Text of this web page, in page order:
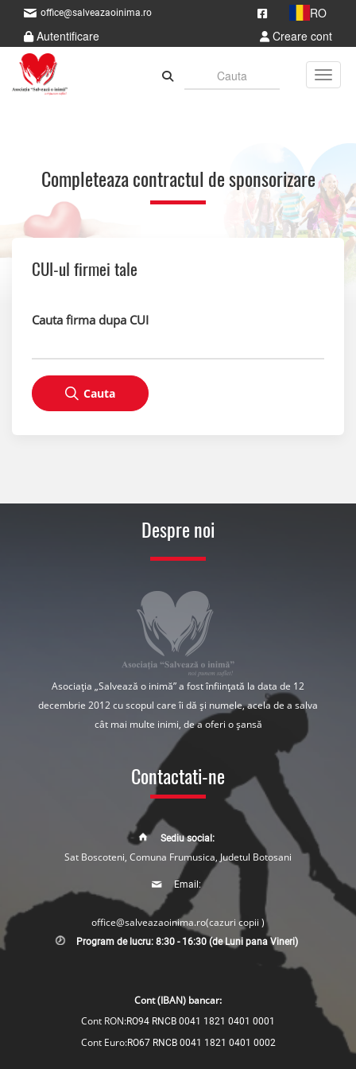
office@salveazaoinima.ro
RO
Autentificare
Creare cont
Completeaza contractul de sponsorizare
CUI-ul firmei tale
Cauta firma dupa CUI
Cauta
Despre noi
Asociația „Salvează o inimă” a fost înființată la data de 12
decembrie 2012 cu scopul care îi dă și numele, acela de a salva
cât mai multe inimi, de a oferi o șansă
Contactati-ne
Sediu social:
Sat Boscoteni, Comuna Frumusica, Judetul Botosani
Email:
office@salveazaoinima.ro(cazuri copii )
Program de lucru: 8:30 - 16:30 (de Luni pana Vineri)
Cont (IBAN) bancar:
Cont RON:RO94 RNCB 0041 1821 0401 0001
Cont Euro:RO67 RNCB 0041 1821 0401 0002